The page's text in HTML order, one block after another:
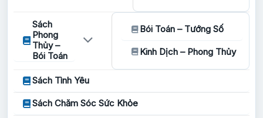
Sách
Phong
Thủy –
Bói Toán
Bói Toán – Tướng Số
Kinh Dịch – Phong Thủy
Sách Tình Yêu
Sách Chăm Sóc Sức Khỏe